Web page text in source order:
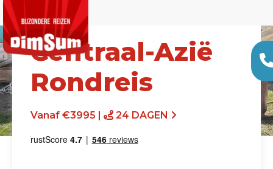
Centraal-Azië
Rondreis
Vanaf €3995 | 24 DAGEN